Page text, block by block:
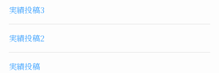
実績投稿3
実績投稿2
実績投稿